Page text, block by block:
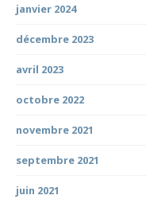
janvier 2024
décembre 2023
avril 2023
octobre 2022
novembre 2021
septembre 2021
juin 2021